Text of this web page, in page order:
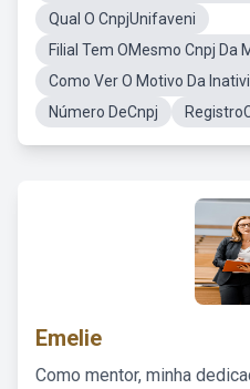
Qual O CnpjUnifaveni
Filial Tem OMesmo Cnpj Da
Como Ver O Motivo Da
Número DeCnpj
Emelie
Como mentor, minha